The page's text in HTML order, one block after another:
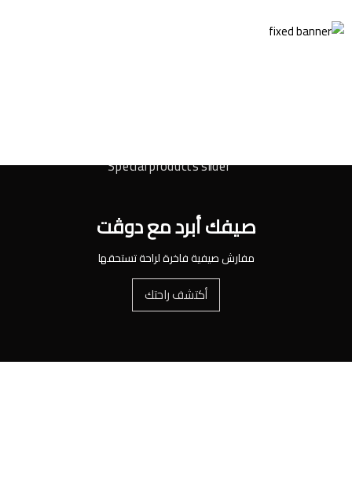
صيفك أبرد مع دوڤت
مفارش صيفية فاخرة لراحة تستحقها
أكتشف راحتك